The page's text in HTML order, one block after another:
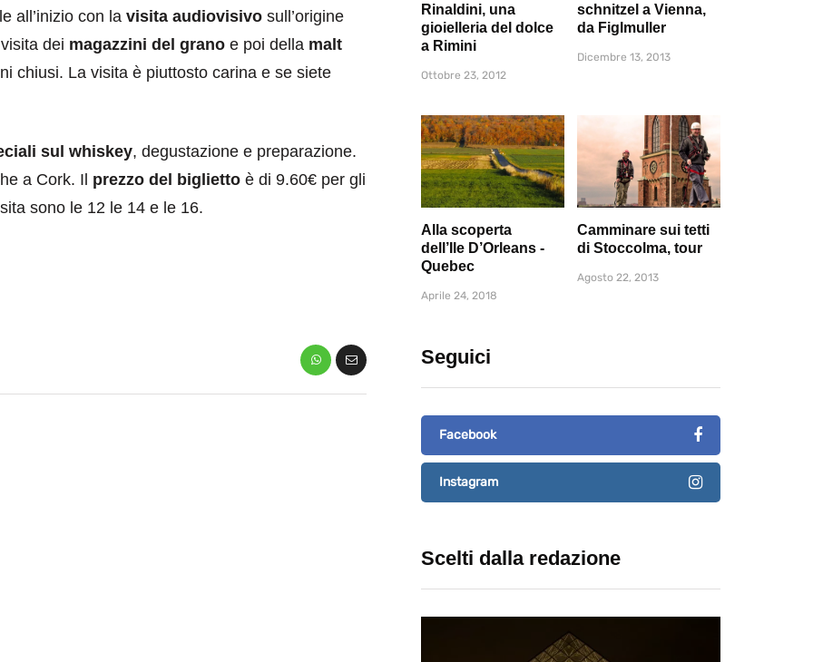
all’inizio con la visita audiovisivo sull’origine
dei magazzini del grano e poi della malt
chiusi. La visita è piuttosto carina e se siete
sul whiskey, degustazione e preparazione.
a Cork. Il prezzo del biglietto è di 9.60€ per gli
sono le 12 le 14 e le 16.
Rinaldini, una
gioielleria del dolce
a Rimini
Ottobre 23, 2012
schnitzel a Vienna,
da Figlmuller
Dicembre 13, 2013
Alla scoperta
dell’Ile D’Orleans -
Quebec
Aprile 24, 2018
Camminare sui tetti
di Stoccolma, tour
Agosto 22, 2013
Seguici
Facebook
Instagram
Scelti dalla redazione